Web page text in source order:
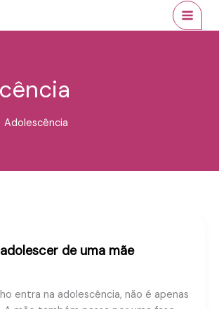
Adolescência
de uma mãe
entra na adolescência, não é apenas